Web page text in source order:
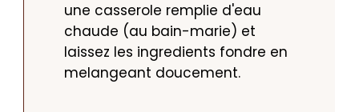
une casserole remplie d'eau
chaude (au bain-marie) et
laissez les ingredients fondre en
melangeant doucement.